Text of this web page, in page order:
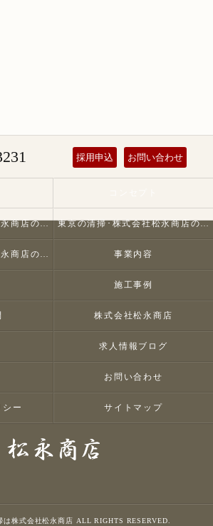
採用申込 お問い合わせ
東京の清掃･株式会社松永商店の口コミ情報 東京の清掃･株式会社松永商店の評判
東京の清掃･株式会社松永商店のお客様の声 事業内容
施工事例
株式会社松永商店
求人情報ブログ
お問い合わせ
ー サイトマップ
株式会社松永商店 ALL RIGHTS RESERVED.